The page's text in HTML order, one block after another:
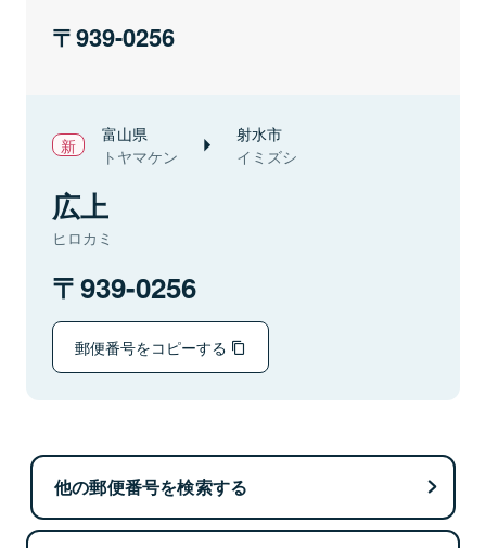
939-0256
富山県
トヤマケン
射水市
イミズシ
広上
ヒロカミ
939-0256
郵便番号をコピーする
他の郵便番号を検索する